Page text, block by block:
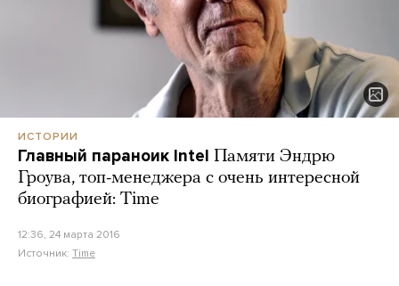
ИСТОРИИ
Главный параноик Intel Памяти Эндрю
Гроува, топ-менеджера с очень интересной
биографией: Time
12:36, 24 марта 2016
Источник: Time